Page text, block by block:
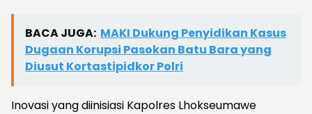
BACA JUGA: MAKI Dukung Penyidikan Kasus
Dugaan Korupsi Pasokan Batu Bara yang
Diusut Kortastipidkor Polri
Inovasi yang diinisiasi Kapolres Lhokseumawe